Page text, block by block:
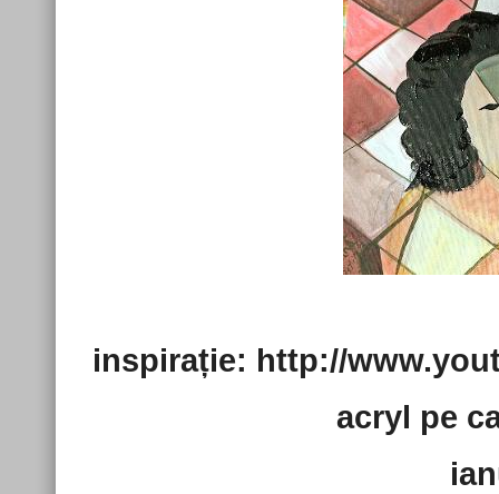
inspirație: http://
acryl pe